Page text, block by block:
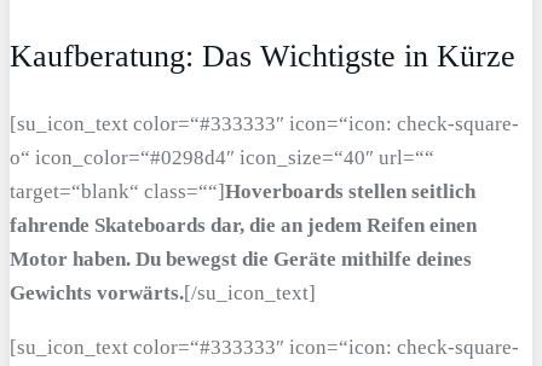
Kaufberatung: Das Wichtigste in Kürze
[su_icon_text color=“#333333″ icon=“icon: check-square-
o“ icon_color=“#0298d4″ icon_size=“40″ url=““
target=“blank“ class=““]Hoverboards stellen seitlich
fahrende Skateboards dar, die an jedem Reifen einen
Motor haben. Du bewegst die Geräte mithilfe deines
Gewichts vorwärts.[/su_icon_text]
[su_icon_text color=“#333333″ icon=“icon: check-square-